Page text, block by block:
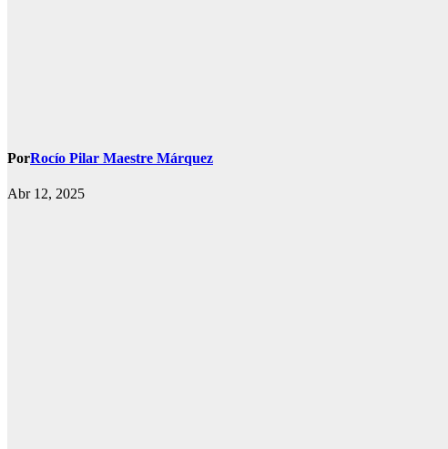
PorRocío Pilar Maestre Márquez
Abr 12, 2025